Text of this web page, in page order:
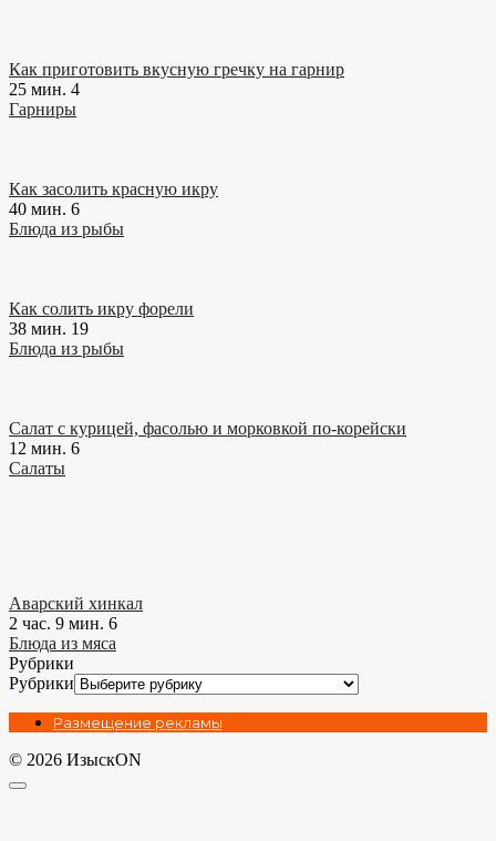
Как приготовить вкусную гречку на гарнир
25 мин. 4
Гарниры
Как засолить красную икру
40 мин. 6
Блюда из рыбы
Как солить икру форели
38 мин. 19
Блюда из рыбы
Салат с курицей, фасолью и морковкой по-корейски
12 мин. 6
Салаты
Аварский хинкал
2 час. 9 мин. 6
Блюда из мяса
Рубрики
Рубрики
Размещение рекламы
© 2026 ИзыскON